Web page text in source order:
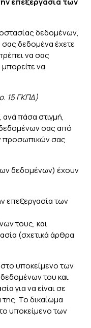
δεδομένων,
δεδομένα έχετε
να σας
να
15 ΓΚΠΔ)
ανά πάσα στιγμή,
σας από
προσωπικών σας
δεδομένων) έχουν
επεξεργασία των
τους, και
(σχετικά άρθρα
υποκείμενο των
του και
για να είναι σε
Το δικαίωμα
υποκείμενο των